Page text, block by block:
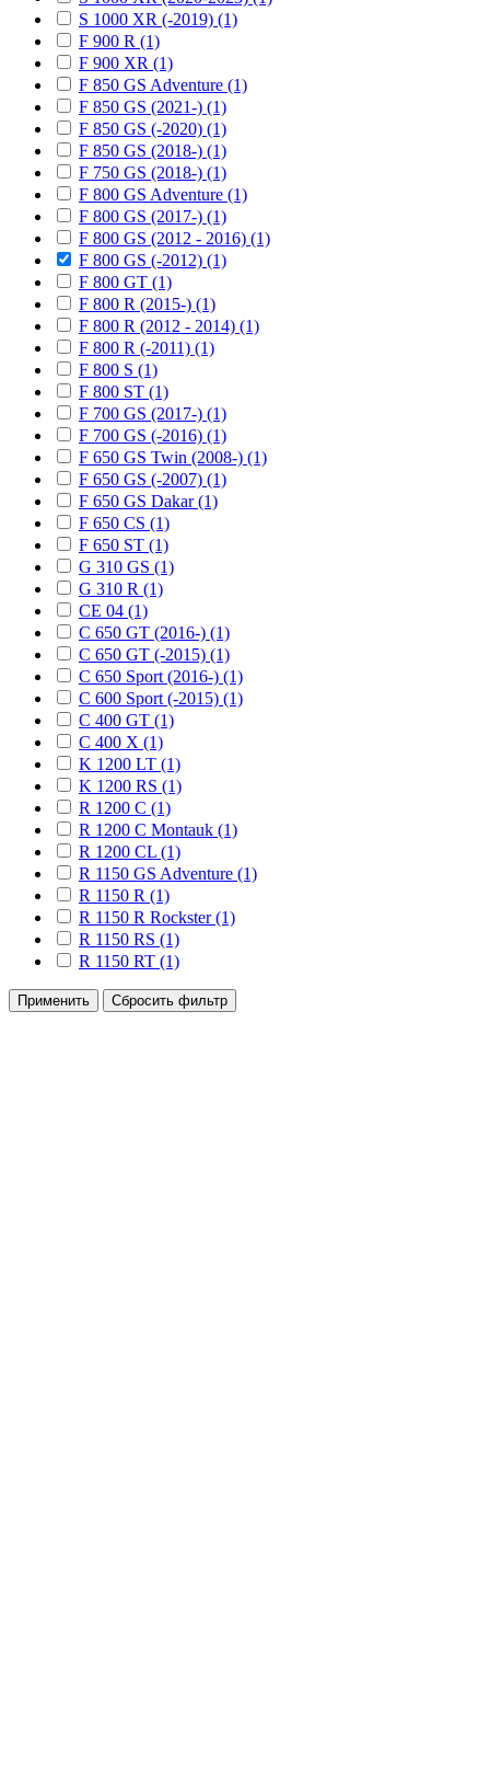
S 1000 XR (-2019) (1)
F 900 R (1)
F 900 XR (1)
F 850 GS Adventure (1)
F 850 GS (2021-) (1)
F 850 GS (-2020) (1)
F 850 GS (2018-) (1)
F 750 GS (2018-) (1)
F 800 GS Adventure (1)
F 800 GS (2017-) (1)
F 800 GS (2012 - 2016) (1)
F 800 GS (-2012) (1)
F 800 GT (1)
F 800 R (2015-) (1)
F 800 R (2012 - 2014) (1)
F 800 R (-2011) (1)
F 800 S (1)
F 800 ST (1)
F 700 GS (2017-) (1)
F 700 GS (-2016) (1)
F 650 GS Twin (2008-) (1)
F 650 GS (-2007) (1)
F 650 GS Dakar (1)
F 650 CS (1)
F 650 ST (1)
G 310 GS (1)
G 310 R (1)
CE 04 (1)
C 650 GT (2016-) (1)
C 650 GT (-2015) (1)
C 650 Sport (2016-) (1)
C 600 Sport (-2015) (1)
C 400 GT (1)
C 400 X (1)
K 1200 LT (1)
K 1200 RS (1)
R 1200 C (1)
R 1200 C Montauk (1)
R 1200 CL (1)
R 1150 GS Adventure (1)
R 1150 R (1)
R 1150 R Rockster (1)
R 1150 RS (1)
R 1150 RT (1)
Применить Сбросить фильтр